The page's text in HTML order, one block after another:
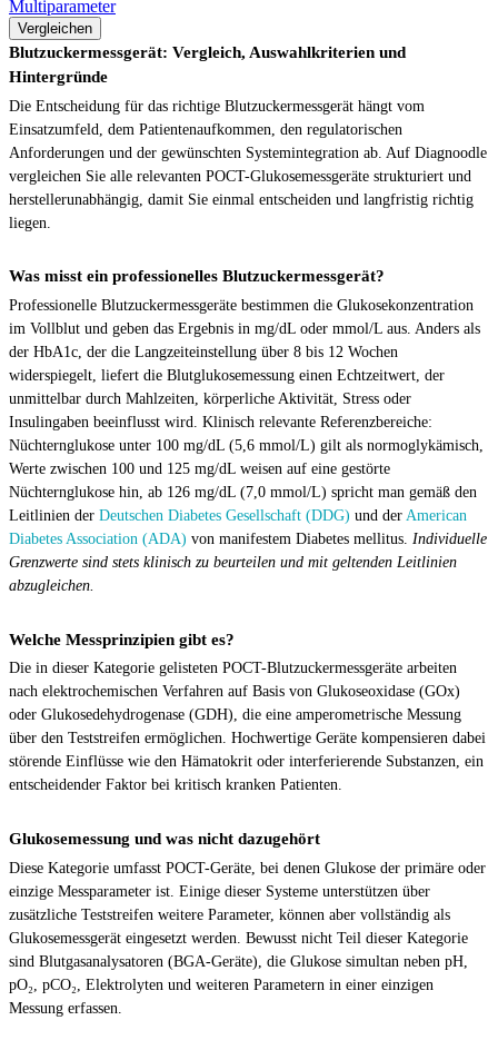
Multiparameter
Vergleichen
Blutzuckermessgerät: Vergleich, Auswahlkriterien und
Hintergründe
Die Entscheidung für das richtige Blutzuckermessgerät hängt vom
Einsatzumfeld, dem Patientenaufkommen, den regulatorischen
Anforderungen und der gewünschten Systemintegration ab. Auf Diagnoodle
vergleichen Sie alle relevanten POCT-Glukosemessgeräte strukturiert und
herstellerunabhängig, damit Sie einmal entscheiden und langfristig richtig
liegen.
Was misst ein professionelles Blutzuckermessgerät?
Professionelle Blutzuckermessgeräte bestimmen die Glukosekonzentration
im Vollblut und geben das Ergebnis in mg/dL oder mmol/L aus. Anders als
der HbA1c, der die Langzeiteinstellung über 8 bis 12 Wochen
widerspiegelt, liefert die Blutglukosemessung einen Echtzeitwert, der
unmittelbar durch Mahlzeiten, körperliche Aktivität, Stress oder
Insulingaben beeinflusst wird. Klinisch relevante Referenzbereiche:
Nüchternglukose unter 100 mg/dL (5,6 mmol/L) gilt als normoglykämisch,
Werte zwischen 100 und 125 mg/dL weisen auf eine gestörte
Nüchternglukose hin, ab 126 mg/dL (7,0 mmol/L) spricht man gemäß den
Leitlinien der Deutschen Diabetes Gesellschaft (DDG) und der American
Diabetes Association (ADA) von manifestem Diabetes mellitus. Individuelle
Grenzwerte sind stets klinisch zu beurteilen und mit geltenden Leitlinien
abzugleichen.
Welche Messprinzipien gibt es?
Die in dieser Kategorie gelisteten POCT-Blutzuckermessgeräte arbeiten
nach elektrochemischen Verfahren auf Basis von Glukoseoxidase (GOx)
oder Glukosedehydrogenase (GDH), die eine amperometrische Messung
über den Teststreifen ermöglichen. Hochwertige Geräte kompensieren dabei
störende Einflüsse wie den Hämatokrit oder interferierende Substanzen, ein
entscheidender Faktor bei kritisch kranken Patienten.
Glukosemessung und was nicht dazugehört
Diese Kategorie umfasst POCT-Geräte, bei denen Glukose der primäre oder
einzige Messparameter ist. Einige dieser Systeme unterstützen über
zusätzliche Teststreifen weitere Parameter, können aber vollständig als
Glukosemessgerät eingesetzt werden. Bewusst nicht Teil dieser Kategorie
sind Blutgasanalysatoren (BGA-Geräte), die Glukose simultan neben pH,
pO₂, pCO₂, Elektrolyten und weiteren Parametern in einer einzigen
Messung erfassen.